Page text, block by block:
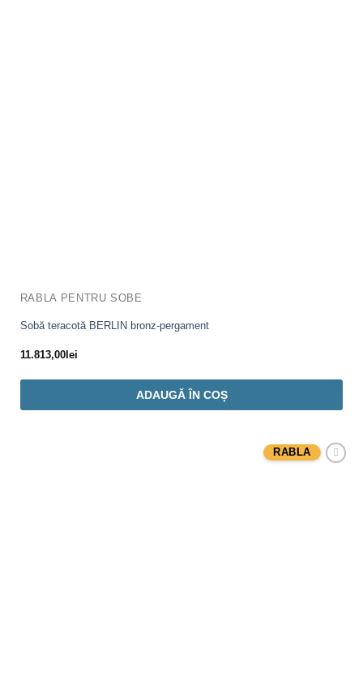
RABLA PENTRU SOBE
Sobă teracotă BERLIN bronz-pergament
11.813,00lei
ADAUGĂ ÎN COȘ
RABLA